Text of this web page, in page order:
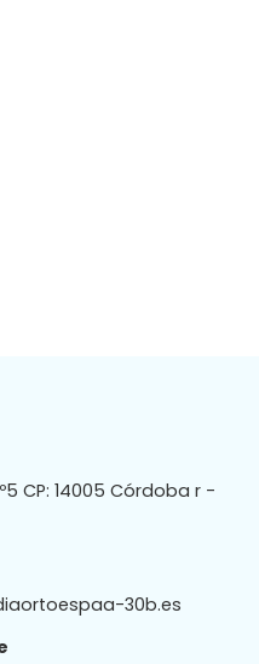
CP: 14005 Córdoba r -
30b.es